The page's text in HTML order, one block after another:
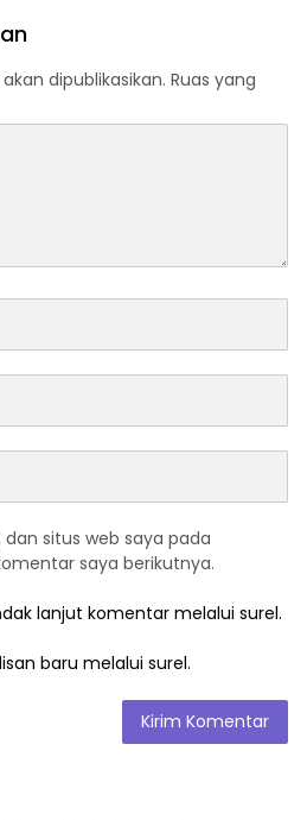
dipublikasikan. Ruas yang
situs web saya pada
saya berikutnya.
lanjut komentar melalui surel.
baru melalui surel.